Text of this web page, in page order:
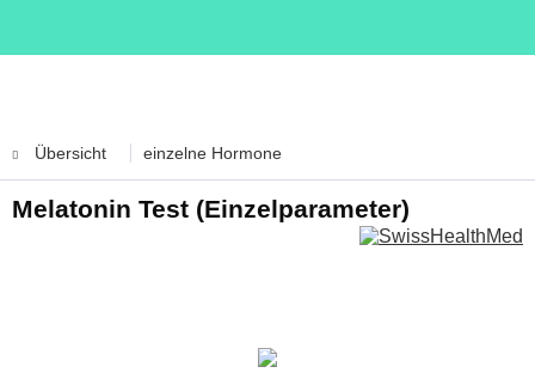
Übersicht einzelne Hormone
Melatonin Test (Einzelparameter)